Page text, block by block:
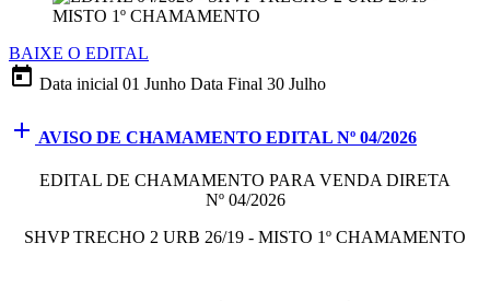
BAIXE O EDITAL
today Data inicial 01 Junho Data Final 30 Julho
add AVISO DE CHAMAMENTO EDITAL Nº 04/2026
EDITAL DE CHAMAMENTO PARA VENDA DIRETA
Nº 04/2026
SHVP TRECHO 2 URB 26/19 - MISTO 1º CHAMAMENTO